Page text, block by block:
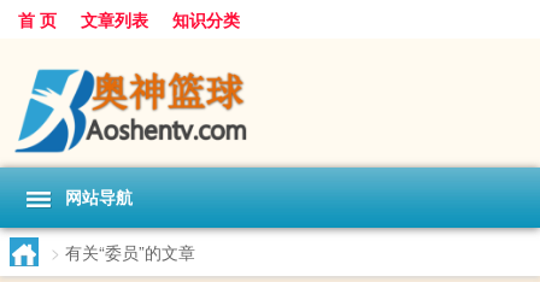
首 页 文章列表 知识分类
网站导航
> 有关“委员”的文章